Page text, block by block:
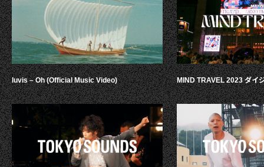
luvis – Oh (Official Music Video) MIND TRAVEL 2023 ダイ